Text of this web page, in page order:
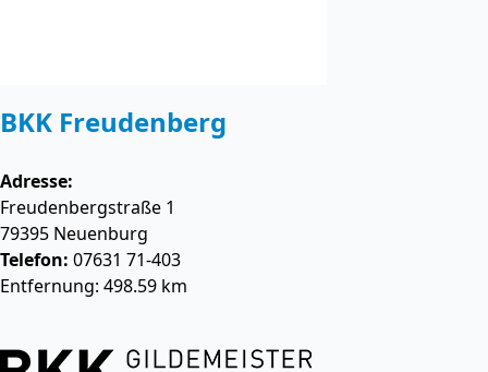
BKK Freudenberg
Adresse:
Freudenbergstraße 1
79395 Neuenburg
Telefon: 07631 71-403
Entfernung: 498.59 km